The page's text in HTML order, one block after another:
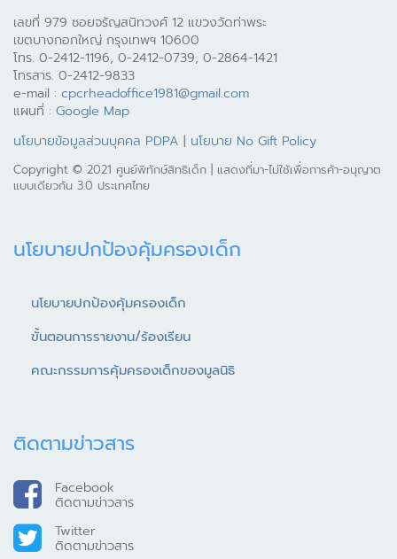
เลขที่ 979 ซอยจรัญสนิทวงศ์ 12 แขวงวัดท่าพระ
เขตบางกอกใหญ่ กรุงเทพฯ 10600
โทร. 0-2412-1196, 0-2412-0739, 0-2864-1421
โทรสาร. 0-2412-9833
e-mail : cpcrheadoffice1981@gmail.com
แผนที่ : Google Map
นโยบายข้อมูลส่วนบุคคล PDPA | นโยบาย No Gift Policy
Copyright © 2021 ศูนย์พิทักษ์สิทธิเด็ก | แสดงที่มา-ไม่ใช้เพื่อการค้า-อนุญาต
แบบเดียวกัน 3.0 ประเทศไทย
นโยบายปกป้องคุ้มครองเด็ก
นโยบายปกป้องคุ้มครองเด็ก
ขั้นตอนการรายงาน/ร้องเรียน
คณะกรรมการคุ้มครองเด็กของมูลนิธิ
ติดตามข่าวสาร
Facebook
ติดตามข่าวสาร
Twitter
ติดตามข่าวสาร